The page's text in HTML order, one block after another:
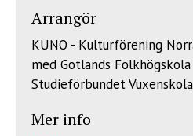
Arrangör
KUNO - Kulturförening
med Gotlands
Studieförbundet
Mer info